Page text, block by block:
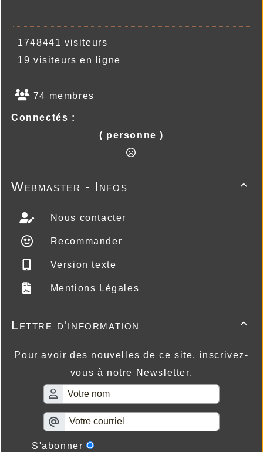
1748441 visiteurs
19 visiteurs en ligne
74 membres
Connectés :
( personne )

Webmaster - Infos
Nous contacter
Recommander
Version texte
Mentions Légales

Lettre d'information
Pour avoir des nouvelles de ce site, inscrivez-
vous à notre Newsletter.
S'abonner